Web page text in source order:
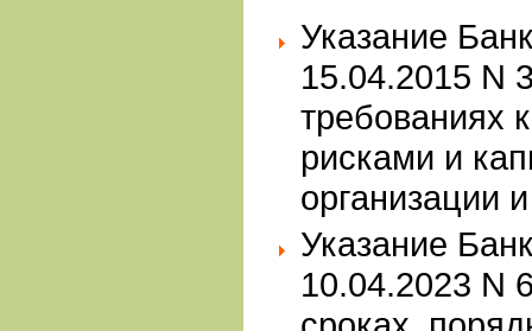
Указание
15.04.2015 N
требованиях
рисками и
организации
Указание
10.04.2023 N